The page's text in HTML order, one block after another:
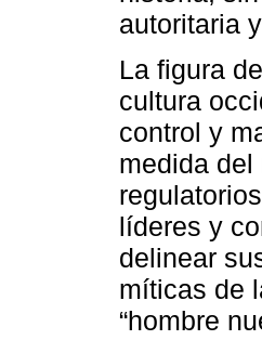
autoritaria
La figura
cultura
control y
medida
líderes y
delinear
míticas de
“hombre